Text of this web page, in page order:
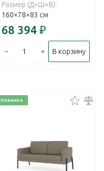
Размер (Д×Ш×В):
160×78×83 см
68 394 ₽
– + В корзину
Новинка